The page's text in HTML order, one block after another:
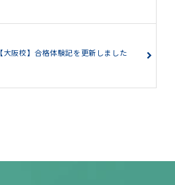
【大阪校】合格体験記を更新しました